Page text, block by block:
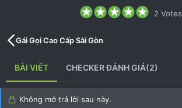
u
5
.
a
r
(
2 Votes
Gái Gọi Cao Cấp Sài Gòn
BÀI VIẾT CHECKER ĐÁNH GIÁ(2)
Không mở trả lời sau này.